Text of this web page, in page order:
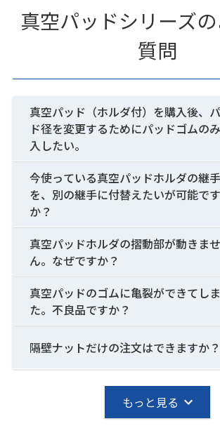
真空パッドシリーズ
質問
真空パッド（ホルダ付）を購入後、
ド径を変更するためにパッドゴムの
入したい。
今使っている真空パッドホルダの継手
を、別の継手に付替えたいが可能です
か？
真空パッドホルダの摺動部が動きませ
ん。なぜですか？
真空パッドのゴムに亀裂ができてし
た。不良品ですか？
隔壁ナットだけの注文はできますか？
もっと見る